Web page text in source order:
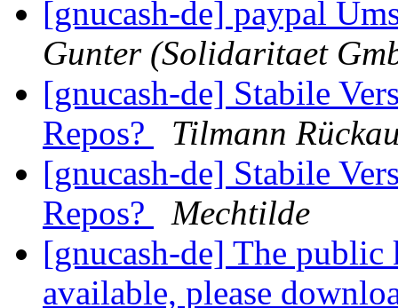
[gnucash-de] paypal
Gunter (Solidaritaet
[gnucash-de] Stabile
Repos?
Tilmann
[gnucash-de] Stabile
Repos?
Mechtilde
[gnucash-de] The
available, please